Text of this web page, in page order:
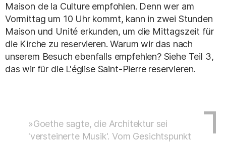
Maison de la Culture empfohlen. Denn wer am
Vormittag um 10 Uhr kommt, kann in zwei Stunden
Maison und Unité erkunden, um die Mittagszeit für
die Kirche zu reservieren. Warum wir das nach
unserem Besuch ebenfalls empfehlen? Siehe Teil 3,
das wir für die L'église Saint-Pierre reservieren.
»Goethe sagte, die Architektur sei
'versteinerte Musik'. Vom Gesichtspunkt